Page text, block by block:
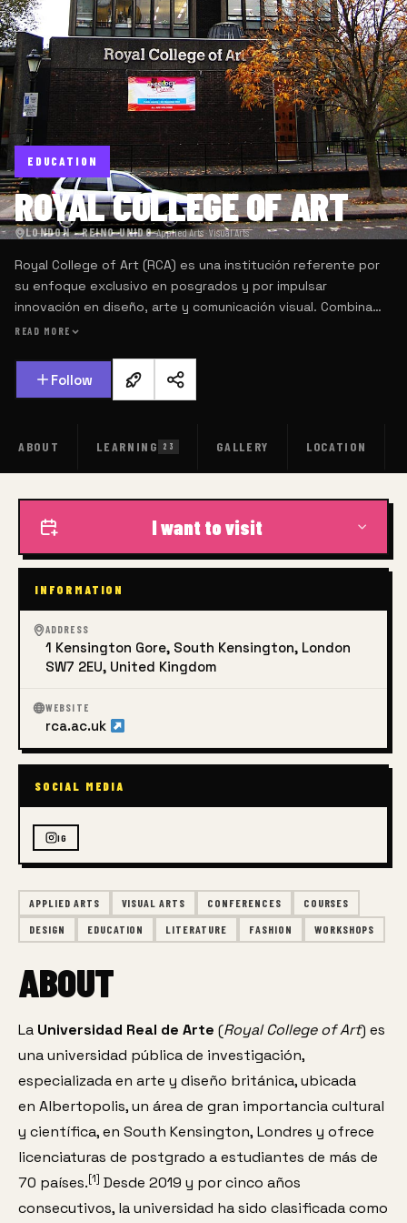
EDUCATION
ROYAL COLLEGE OF ART
LONDON · REINO UNIDO·Applied Arts · Visual Arts
Royal College of Art (RCA) es una institución referente por
su enfoque exclusivo en posgrados y por impulsar
innovación en diseño, arte y comunicación visual. Combina
investigación creativa con exploraciones interdisciplinares
READ MORE
Follow
ABOUT LEARNING 23 GALLERY LOCATION
APPLIED ARTS VISUAL ARTS CONFERENCES COURSES
DESIGN EDUCATION LITERATURE FASHION WORKSHOPS
ABOUT
La Universidad Real de Arte (Royal College of Art) es
una universidad pública de investigación,
especializada en arte y diseño británica, ubicada
en Albertopolis, un área de gran importancia cultural
y científica, en South Kensington, Londres y ofrece
licenciaturas de postgrado a estudiantes de más de
70 países.[1] ​ Desde 2019 y por cinco años
consecutivos, la universidad ha sido clasificada como
I want to visit
INFORMATION
ADDRESS
1 Kensington Gore, South Kensington, London
SW7 2EU, United Kingdom
WEBSITE
rca.ac.uk
SOCIAL MEDIA
IG